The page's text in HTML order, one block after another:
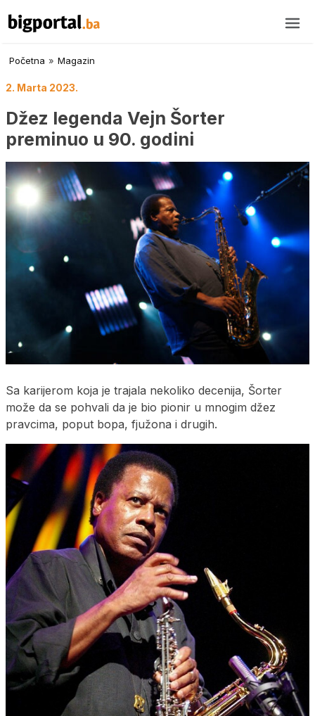
Početna » Magazin
2. Marta 2023.
Džez legenda Vejn Šorter
preminuo u 90. godini
Sa karijerom koja je trajala nekoliko decenija, Šorter
može da se pohvali da je bio pionir u mnogim džez
pravcima, poput bopa, fjužona i drugih.